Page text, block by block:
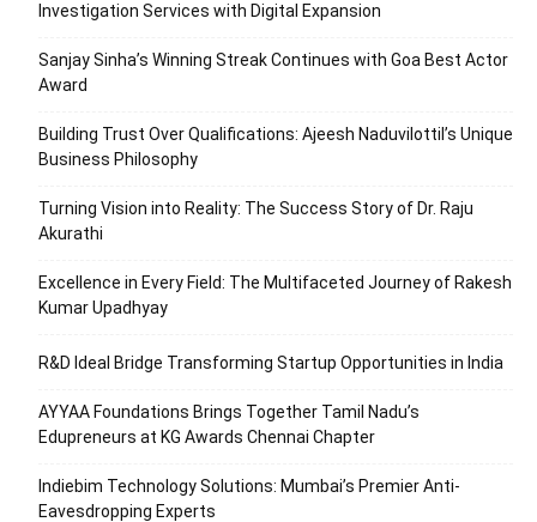
Investigation Services with Digital Expansion
Sanjay Sinha’s Winning Streak Continues with Goa Best Actor
Award
Building Trust Over Qualifications: Ajeesh Naduvilottil’s Unique
Business Philosophy
Turning Vision into Reality: The Success Story of Dr. Raju
Akurathi
Excellence in Every Field: The Multifaceted Journey of Rakesh
Kumar Upadhyay
R&D Ideal Bridge Transforming Startup Opportunities in India
AYYAA Foundations Brings Together Tamil Nadu’s
Edupreneurs at KG Awards Chennai Chapter
Indiebim Technology Solutions: Mumbai’s Premier Anti-
Eavesdropping Experts